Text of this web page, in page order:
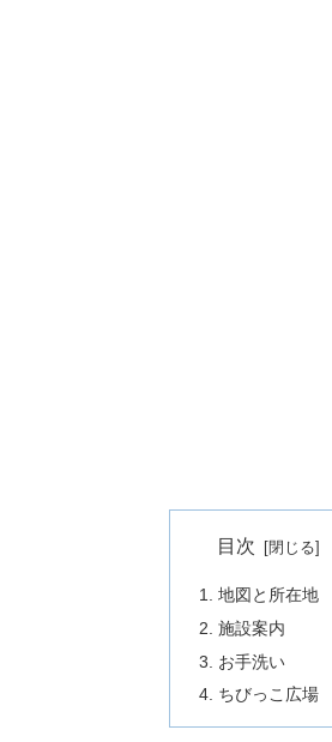
目次
地図と所在地
施設案内
お手洗い
ちびっこ広場